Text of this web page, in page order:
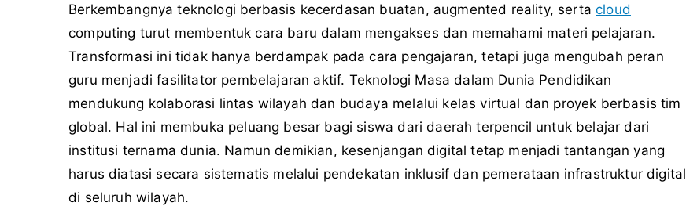
Berkembangnya teknologi berbasis kecerdasan buatan, augmented reality, sertacloud
computing turut membentuk cara baru dalam mengakses dan memahami materi pelajaran.
Transformasi ini tidak hanya berdampak pada cara pengajaran, tetapi juga mengubah peran
guru menjadi fasilitator pembelajaran aktif. Teknologi Masa dalam Dunia Pendidikan
mendukung kolaborasi lintas wilayah dan budaya melalui kelas virtual dan proyek berbasis tim
global. Hal ini membuka peluang besar bagi siswa dari daerah terpencil untuk belajar dari
institusi ternama dunia. Namun demikian, kesenjangan digital tetap menjadi tantangan yang
harus diatasi secara sistematis melalui pendekatan inklusif dan pemerataan infrastruktur digital
di seluruh wilayah.